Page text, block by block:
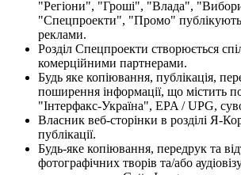
"Регіони", "Гроші", "Влада",
"Спецпроекти", "Промо"
реклами.
Розділ Спецпроекти створюється
комерційними партнерами.
Будь яке копіювання, публікація,
поширення інформації, що містить
"Інтерфакс-Україна", EPA / UPG,
Власник веб-сторінки в розділі Я-
публікації.
Будь-яке копіювання, передрук та
фотографічних творів та/або